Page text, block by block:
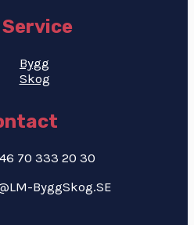
Service
Bygg
Skog
70 333 20 30
ByggSkog.SE